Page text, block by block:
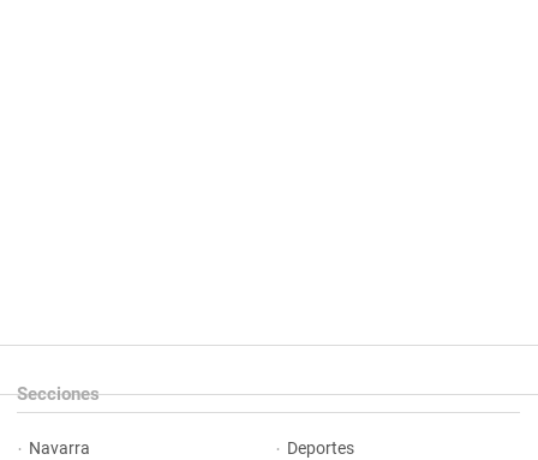
Secciones
Navarra Deportes